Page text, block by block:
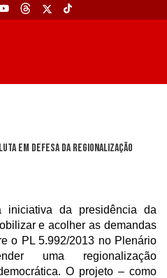
em defesa da regionalização
da presidência da
e acolher as demandas
o PL 5.992/2013 no Plenário
uma regionalização
O projeto – como